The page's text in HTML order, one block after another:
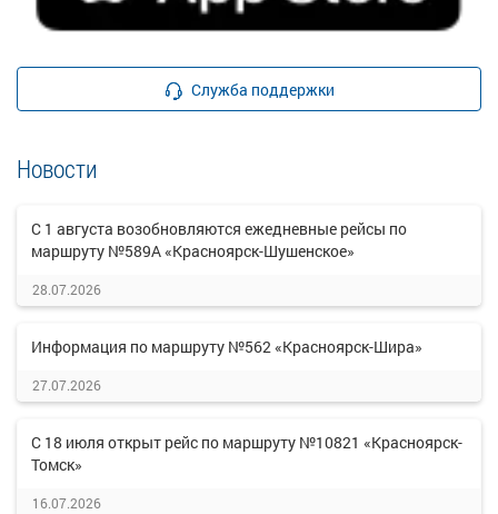
Служба поддержки
Новости
С 1 августа возобновляются ежедневные рейсы по
маршруту №589А «Красноярск-Шушенское»
28.07.2026
Информация по маршруту №562 «Красноярск-Шира»
27.07.2026
С 18 июля открыт рейс по маршруту №10821 «Красноярск-
Томск»
16.07.2026